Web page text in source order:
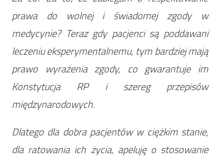
prawa do wolnej i świadomej zgody w
medycynie? Teraz gdy pacjenci są poddawani
leczeniu eksperymentalnemu, tym bardziej mają
prawo wyrażenia zgody, co gwarantuje im
Konstytucja RP i szereg przepisów
międzynarodowych.
Dlatego dla dobra pacjentów w ciężkim stanie,
dla ratowania ich życia, apeluję o stosowanie